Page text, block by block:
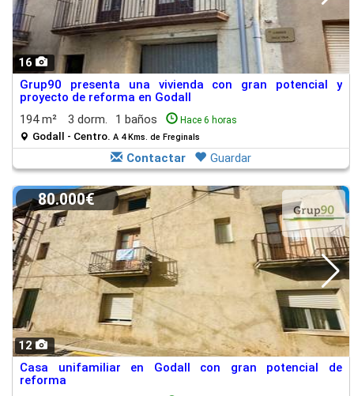
16
Grup90 presenta una vivienda con gran potencial y
proyecto de reforma en Godall
194 m²
3 dorm. 1 baños Hace 6 horas
Godall - Centro. A 4 Kms. de Freginals
Contactar Guardar
12
80.000€
Casa unifamiliar en Godall con gran potencial de
reforma